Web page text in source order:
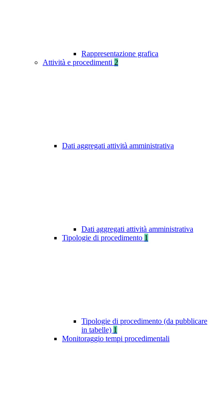
Rappresentazione grafica
Attività e procedimenti 2
Dati aggregati attività amministrativa
Dati aggregati attività amministrativa
Tipologie di procedimento 1
Tipologie di procedimento (da pubblicare
in tabelle) 1
Monitoraggio tempi procedimentali